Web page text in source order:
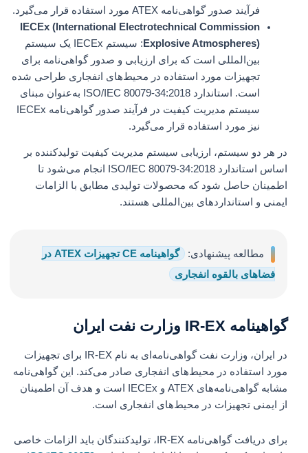
فرآیند صدور گواهی‌نامه ATEX مورد استفاده قرار می‌گیرد.
IECEx (International Electrotechnical Commission
Explosive Atmospheres)
: سیستم IECEx یک سیستم
بین‌المللی است که برای ارزیابی و صدور گواهی‌نامه برای
تجهیزات مورد استفاده در محیط‌های انفجاری طراحی شده
است. استاندارد ISO/IEC 80079-34:2018 به‌عنوان مبنای
سیستم مدیریت کیفیت در فرآیند صدور گواهی‌نامه IECEx
نیز مورد استفاده قرار می‌گیرد.
در هر دو سیستم، ارزیابی سیستم مدیریت کیفیت تولیدکننده بر
اساس استاندارد ISO/IEC 80079-34:2018 انجام می‌شود تا
اطمینان حاصل شود که محصولات تولیدی مطابق با الزامات
ایمنی و استانداردهای بین‌المللی هستند.
مطالعه پیشنهادی:
گواهینامه CE تجهیزات ATEX در
فضاهای بالقوه انفجاری
گواهینامه IR-EX وزارت نفت ایران
در ایران، وزارت نفت گواهی‌نامه‌ای به نام IR-EX برای تجهیزات
مورد استفاده در محیط‌های انفجاری صادر می‌کند. این گواهی‌نامه
مشابه گواهی‌نامه‌های ATEX و IECEx است و هدف آن اطمینان
از ایمنی تجهیزات در محیط‌های انفجاری است.
برای دریافت گواهی‌نامه IR-EX، تولیدکنندگان باید الزامات خاصی